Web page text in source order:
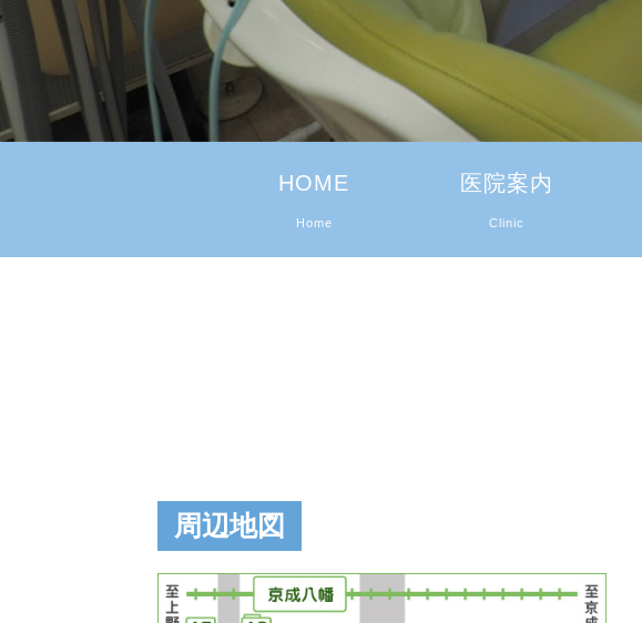
HOME
Home
医院案内
Clinic
周辺地図